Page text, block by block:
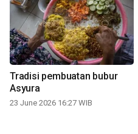
Tradisi pembuatan bubur
Asyura
23 June 2026 16:27 WIB